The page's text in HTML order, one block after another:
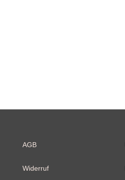
AGB
Widerruf